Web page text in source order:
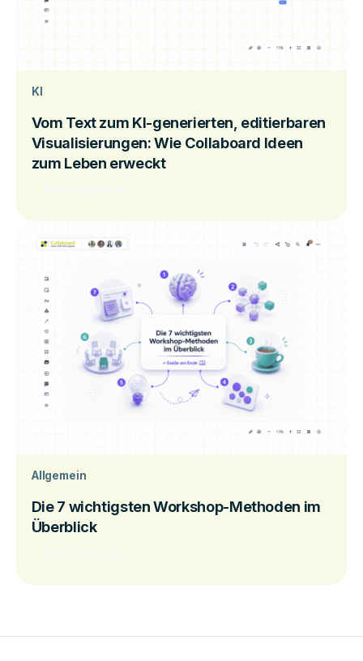
KI
Vom Text zum KI-generierten, editierbaren
Visualisierungen: Wie Collaboard Ideen
zum Leben erweckt
Allgemein
Die 7 wichtigsten Workshop-Methoden im
Überblick